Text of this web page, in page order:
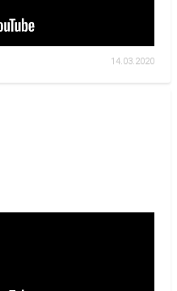
14.03.2020